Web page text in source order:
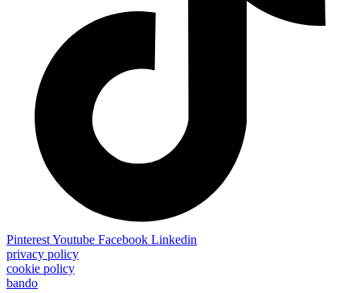
PinterestYoutube Facebook Linkedin
privacy policy
cookie policy
bando